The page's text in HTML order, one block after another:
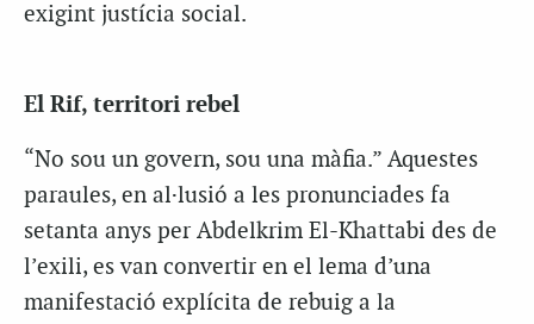
exigint justícia social.
El Rif, territori rebel
“No sou un govern, sou una màfia.” Aquestes
paraules, en al·lusió a les pronunciades fa
setanta anys per Abdelkrim El-Khattabi des de
l’exili, es van convertir en el lema d’una
manifestació explícita de rebuig a la